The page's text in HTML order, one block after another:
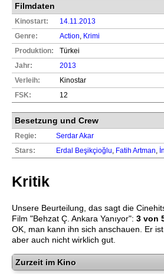
Filmdaten
Kinostart:
14.11.2013
Genre:
Action Krimi
Produktion:
Türkei
Jahr:
2013
Verleih:
Kinostar
FSK:
12
Besetzung und Crew
Regie:
Serdar Akar
Stars:
Erdal Beşikçioğlu Fatih Artman
Kritik
Unsere Beurteilung, das sagt die
Film "Behzat Ç. Ankara Yanıyor": 3 von
OK, man kann ihn sich anschauen. Er
aber auch nicht wirklich gut.
Zurzeit im Kino